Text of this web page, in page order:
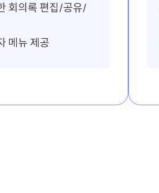
회의록 편집/공유/
메뉴 제공